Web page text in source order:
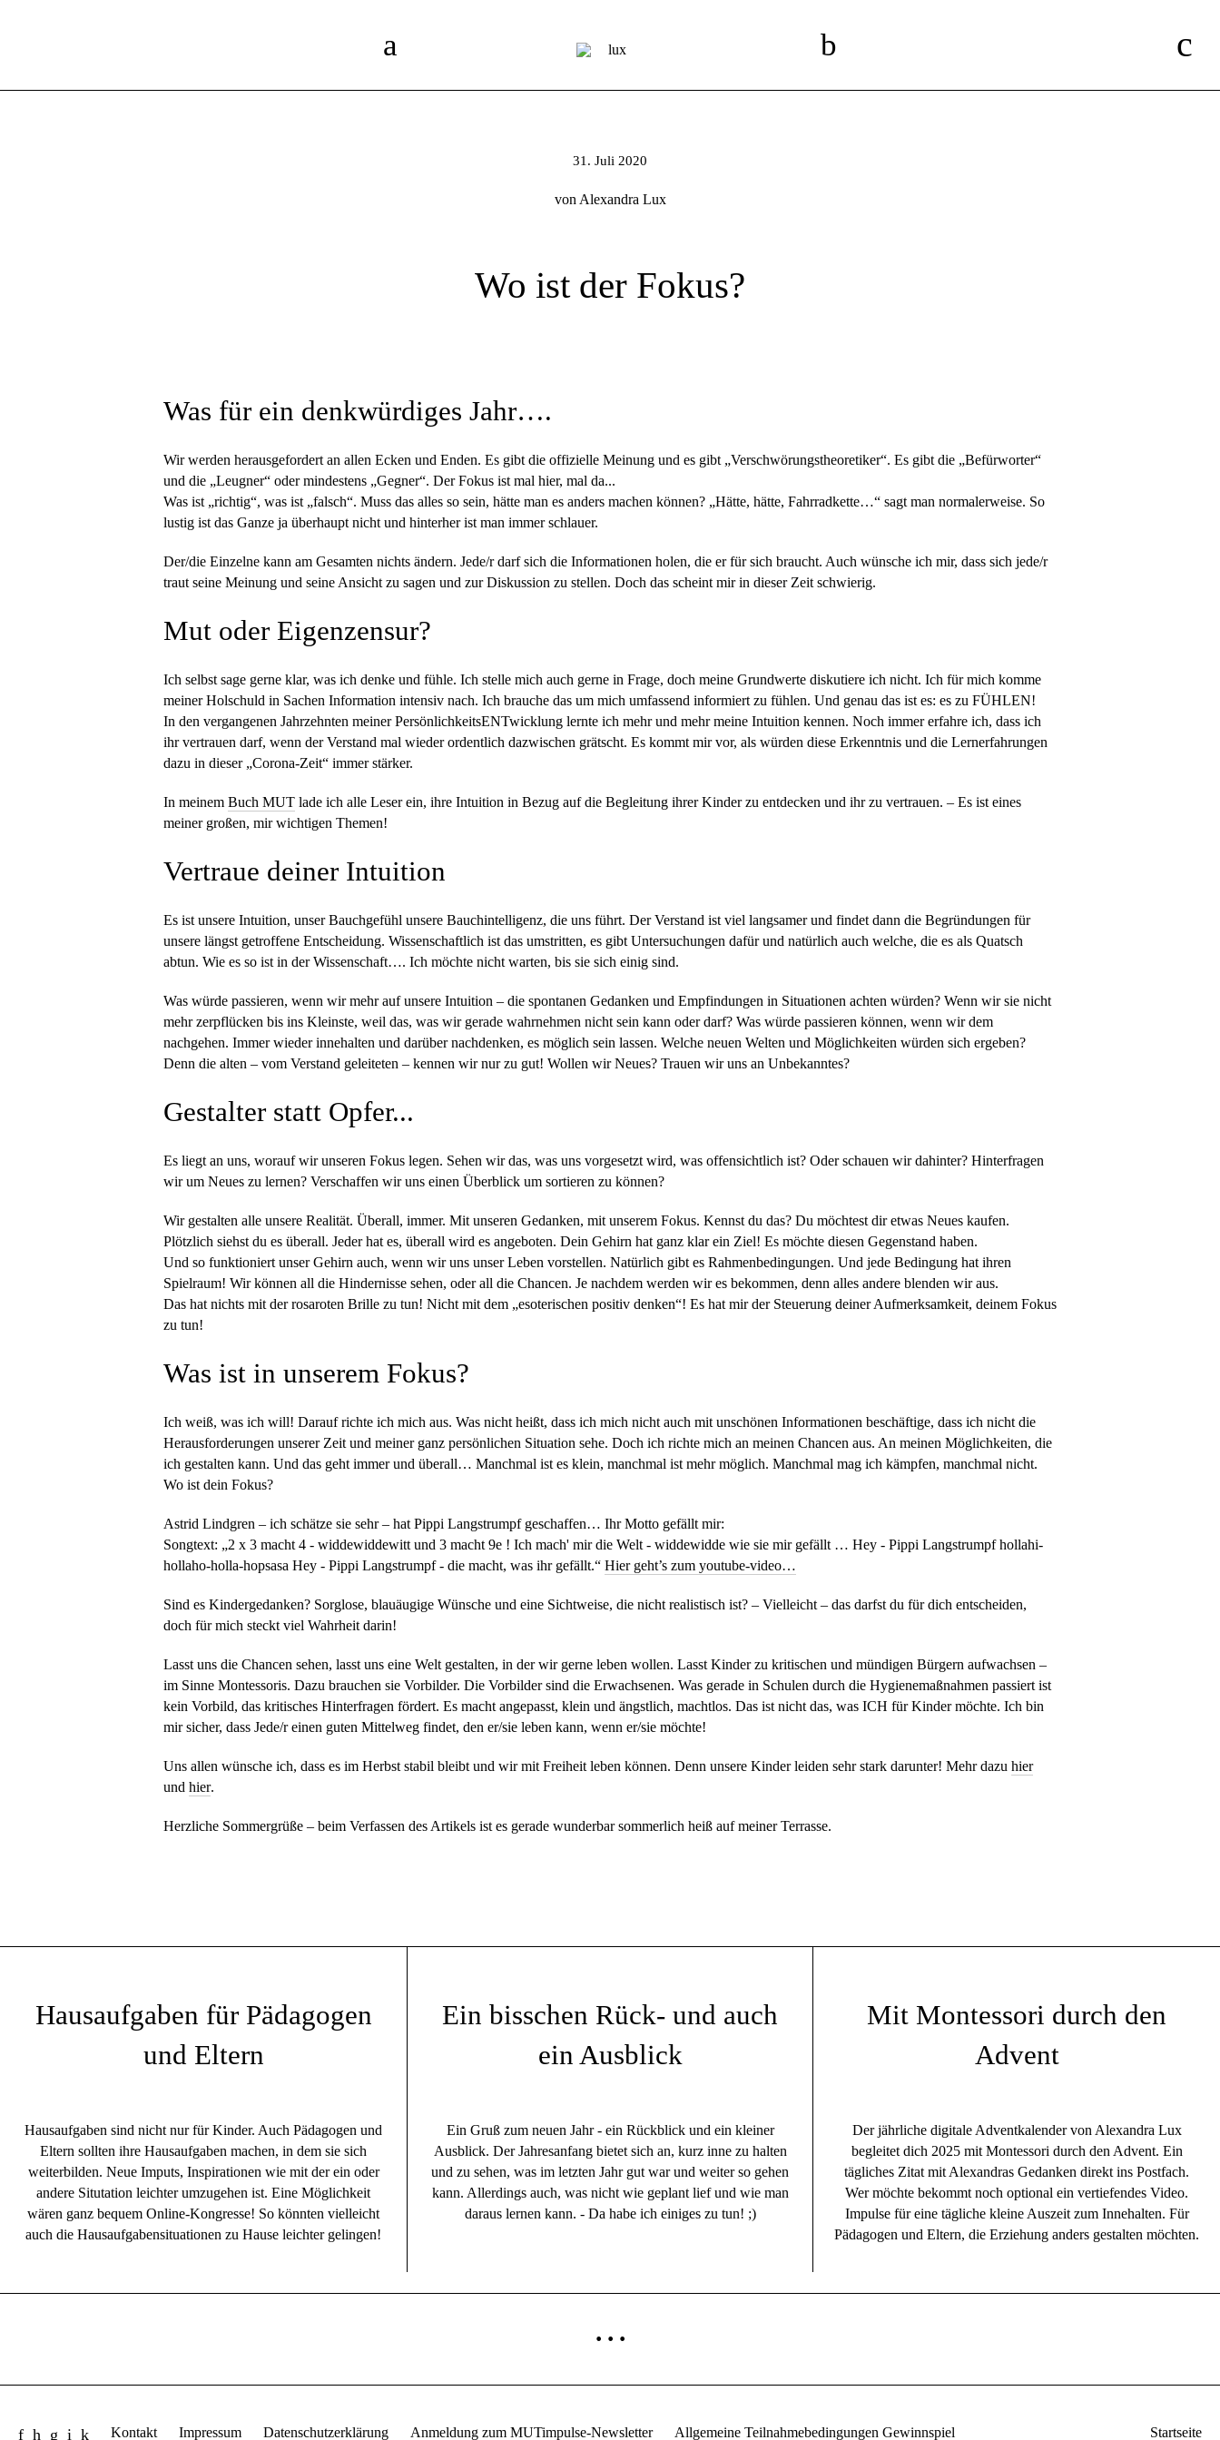
31. Juli 2020
von Alexandra Lux
Wo ist der Fokus?
Was für ein denkwürdiges Jahr….
Wir werden herausgefordert an allen Ecken und Enden. Es gibt die offizielle Meinung und es gibt „Verschwörungstheoretiker“. Es gibt die „Befürworter“
und die „Leugner“ oder mindestens „Gegner“. Der Fokus ist mal hier, mal da...
Was ist „richtig“, was ist „falsch“. Muss das alles so sein, hätte man es anders machen können? „Hätte, hätte, Fahrradkette…“ sagt man normalerweise. So
lustig ist das Ganze ja überhaupt nicht und hinterher ist man immer schlauer.
Der/die Einzelne kann am Gesamten nichts ändern. Jede/r darf sich die Informationen holen, die er für sich braucht. Auch wünsche ich mir, dass sich jede/r
traut seine Meinung und seine Ansicht zu sagen und zur Diskussion zu stellen. Doch das scheint mir in dieser Zeit schwierig.
Mut oder Eigenzensur?
Ich selbst sage gerne klar, was ich denke und fühle. Ich stelle mich auch gerne in Frage, doch meine Grundwerte diskutiere ich nicht. Ich für mich komme
meiner Holschuld in Sachen Information intensiv nach. Ich brauche das um mich umfassend informiert zu fühlen. Und genau das ist es: es zu FÜHLEN!
In den vergangenen Jahrzehnten meiner PersönlichkeitsENTwicklung lernte ich mehr und mehr meine Intuition kennen. Noch immer erfahre ich, dass ich
ihr vertrauen darf, wenn der Verstand mal wieder ordentlich dazwischen grätscht. Es kommt mir vor, als würden diese Erkenntnis und die Lernerfahrungen
dazu in dieser „Corona-Zeit“ immer stärker.
In meinem Buch MUT lade ich alle Leser ein, ihre Intuition in Bezug auf die Begleitung ihrer Kinder zu entdecken und ihr zu vertrauen. – Es ist eines
meiner großen, mir wichtigen Themen!
Vertraue deiner Intuition
Es ist unsere Intuition, unser Bauchgefühl unsere Bauchintelligenz, die uns führt. Der Verstand ist viel langsamer und findet dann die Begründungen für
unsere längst getroffene Entscheidung. Wissenschaftlich ist das umstritten, es gibt Untersuchungen dafür und natürlich auch welche, die es als Quatsch
abtun. Wie es so ist in der Wissenschaft…. Ich möchte nicht warten, bis sie sich einig sind.
Was würde passieren, wenn wir mehr auf unsere Intuition – die spontanen Gedanken und Empfindungen in Situationen achten würden? Wenn wir sie nicht
mehr zerpflücken bis ins Kleinste, weil das, was wir gerade wahrnehmen nicht sein kann oder darf? Was würde passieren können, wenn wir dem
nachgehen. Immer wieder innehalten und darüber nachdenken, es möglich sein lassen. Welche neuen Welten und Möglichkeiten würden sich ergeben?
Denn die alten – vom Verstand geleiteten – kennen wir nur zu gut! Wollen wir Neues? Trauen wir uns an Unbekanntes?
Gestalter statt Opfer...
Es liegt an uns, worauf wir unseren Fokus legen. Sehen wir das, was uns vorgesetzt wird, was offensichtlich ist? Oder schauen wir dahinter? Hinterfragen
wir um Neues zu lernen? Verschaffen wir uns einen Überblick um sortieren zu können?
Wir gestalten alle unsere Realität. Überall, immer. Mit unseren Gedanken, mit unserem Fokus. Kennst du das? Du möchtest dir etwas Neues kaufen.
Plötzlich siehst du es überall. Jeder hat es, überall wird es angeboten. Dein Gehirn hat ganz klar ein Ziel! Es möchte diesen Gegenstand haben.
Und so funktioniert unser Gehirn auch, wenn wir uns unser Leben vorstellen. Natürlich gibt es Rahmenbedingungen. Und jede Bedingung hat ihren
Spielraum! Wir können all die Hindernisse sehen, oder all die Chancen. Je nachdem werden wir es bekommen, denn alles andere blenden wir aus.
Das hat nichts mit der rosaroten Brille zu tun! Nicht mit dem „esoterischen positiv denken“! Es hat mir der Steuerung deiner Aufmerksamkeit, deinem Fokus
zu tun!
Was ist in unserem Fokus?
Ich weiß, was ich will! Darauf richte ich mich aus. Was nicht heißt, dass ich mich nicht auch mit unschönen Informationen beschäftige, dass ich nicht die
Herausforderungen unserer Zeit und meiner ganz persönlichen Situation sehe. Doch ich richte mich an meinen Chancen aus. An meinen Möglichkeiten, die
ich gestalten kann. Und das geht immer und überall… Manchmal ist es klein, manchmal ist mehr möglich. Manchmal mag ich kämpfen, manchmal nicht.
Wo ist dein Fokus?
Astrid Lindgren – ich schätze sie sehr – hat Pippi Langstrumpf geschaffen… Ihr Motto gefällt mir:
Songtext: „2 x 3 macht 4 - widdewiddewitt und 3 macht 9e ! Ich mach' mir die Welt - widdewidde wie sie mir gefällt … Hey - Pippi Langstrumpf hollahi-
hollaho-holla-hopsasa Hey - Pippi Langstrumpf - die macht, was ihr gefällt.“ Hier geht’s zum youtube-video…
Sind es Kindergedanken? Sorglose, blauäugige Wünsche und eine Sichtweise, die nicht realistisch ist? – Vielleicht – das darfst du für dich entscheiden,
doch für mich steckt viel Wahrheit darin!
Lasst uns die Chancen sehen, lasst uns eine Welt gestalten, in der wir gerne leben wollen. Lasst Kinder zu kritischen und mündigen Bürgern aufwachsen –
im Sinne Montessoris. Dazu brauchen sie Vorbilder. Die Vorbilder sind die Erwachsenen. Was gerade in Schulen durch die Hygienemaßnahmen passiert ist
kein Vorbild, das kritisches Hinterfragen fördert. Es macht angepasst, klein und ängstlich, machtlos. Das ist nicht das, was ICH für Kinder möchte. Ich bin
mir sicher, dass Jede/r einen guten Mittelweg findet, den er/sie leben kann, wenn er/sie möchte!
Uns allen wünsche ich, dass es im Herbst stabil bleibt und wir mit Freiheit leben können. Denn unsere Kinder leiden sehr stark darunter! Mehr dazu hier
und hier.
Herzliche Sommergrüße – beim Verfassen des Artikels ist es gerade wunderbar sommerlich heiß auf meiner Terrasse.
Hausaufgaben für Pädagogen
und Eltern
Hausaufgaben sind nicht nur für Kinder. Auch Pädagogen und
Eltern sollten ihre Hausaufgaben machen, in dem sie sich
weiterbilden. Neue Imputs, Inspirationen wie mit der ein oder
andere Situtation leichter umzugehen ist. Eine Möglichkeit
wären ganz bequem Online-Kongresse! So könnten vielleicht
auch die Hausaufgabensituationen zu Hause leichter gelingen!
Ein bisschen Rück- und auch
ein Ausblick
Ein Gruß zum neuen Jahr - ein Rückblick und ein kleiner
Ausblick. Der Jahresanfang bietet sich an, kurz inne zu halten
und zu sehen, was im letzten Jahr gut war und weiter so gehen
kann. Allerdings auch, was nicht wie geplant lief und wie man
daraus lernen kann. - Da habe ich einiges zu tun! ;)
Mit Montessori durch den
Advent
Der jährliche digitale Adventkalender von Alexandra Lux
begleitet dich 2025 mit Montessori durch den Advent. Ein
tägliches Zitat mit Alexandras Gedanken direkt ins Postfach.
Wer möchte bekommt noch optional ein vertiefendes Video.
Impulse für eine tägliche kleine Auszeit zum Innehalten. Für
Pädagogen und Eltern, die Erziehung anders gestalten möchten.
···
Kontakt Impressum Datenschutzerklärung Anmeldung zum MUTimpulse-Newsletter Allgemeine Teilnahmebedingungen Gewinnspiel Startseite